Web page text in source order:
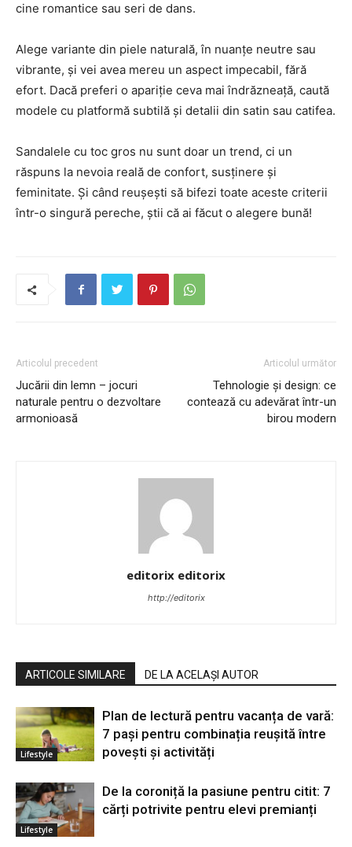
cine romantice sau seri de dans.
Alege variante din piele naturală, în nuanțe neutre sau
vibrante, și vei avea mereu un aspect impecabil, fără
efort. Dacă preferi o apariție ceva mai îndrăzneață, caută
modele cu platformă subtilă și detalii din satin sau catifea.
Sandalele cu toc gros nu sunt doar un trend, ci un
răspuns la nevoia reală de confort, susținere și
feminitate. Și când reușești să bifezi toate aceste criterii
într-o singură pereche, știi că ai făcut o alegere bună!
Articolul precedent
Jucării din lemn – jocuri
naturale pentru o dezvoltare
armonioasă
Articolul următor
Tehnologie și design: ce
contează cu adevărat într-un
birou modern
editorix editorix
http://editorix
ARTICOLE SIMILARE DE LA ACELAȘI AUTOR
Lifestyle
Plan de lectură pentru vacanța de vară:
7 pași pentru combinația reușită între
povești și activități
Lifestyle
De la coroniță la pasiune pentru citit: 7
cărți potrivite pentru elevi premianți